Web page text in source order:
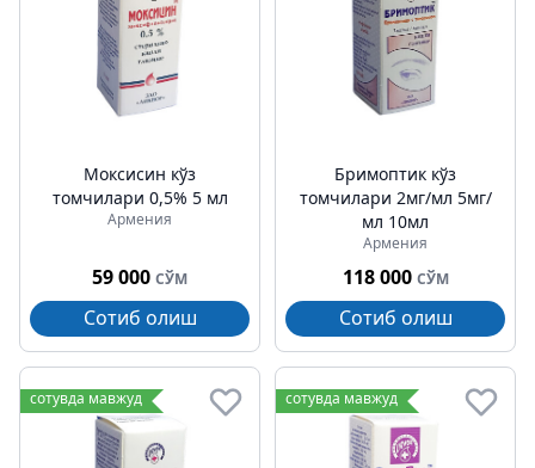
Моксисин кўз
томчилари 0,5% 5 мл
Армения
59 000 СЎМ
Сотиб олиш
Бримоптик кўз
томчилари 2мг/мл 5мг/
мл 10мл
Армения
118 000 СЎМ
Сотиб олиш
сотувда мавжуд сотувда мавжуд